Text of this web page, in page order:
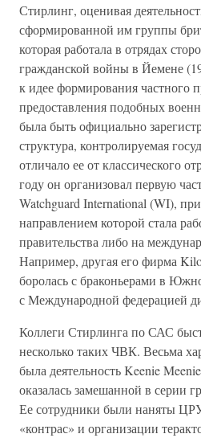
Стирлинг, оценивая
сформированной им группы
которая работала в отрядах
гражданской войны в Йемене
к идее формирования частного
предоставления подобных
была быть официально
структура, контролируемая
отличало ее от классического
году он организовал первую
Watchguard International (WI),
направлением которой стала
правительства либо на
Например, другая его фирма
боролась с браконьерами в
с Международной федерацией
Коллеги Стирлинга по САС
несколько таких ЧВК. Весьма
была деятельность Keenie
оказалась замешанной в серии
Ее сотрудники были наняты
«контрас» и организации